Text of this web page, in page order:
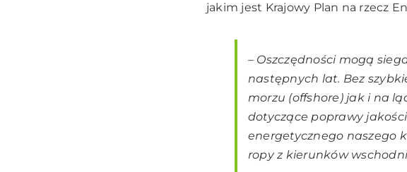
jakim jest Krajowy Plan na rzecz
– Oszczędności mogą
następnych lat. Bez
morzu (offshore) jak i na
dotyczące poprawy
energetycznego naszego
ropy z kierunków